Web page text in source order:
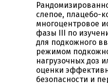
слепое, плацебо-
многоцентровое
фазы III по
для подкожного
режимом
нагрузочных доз
оценки
безопасности и